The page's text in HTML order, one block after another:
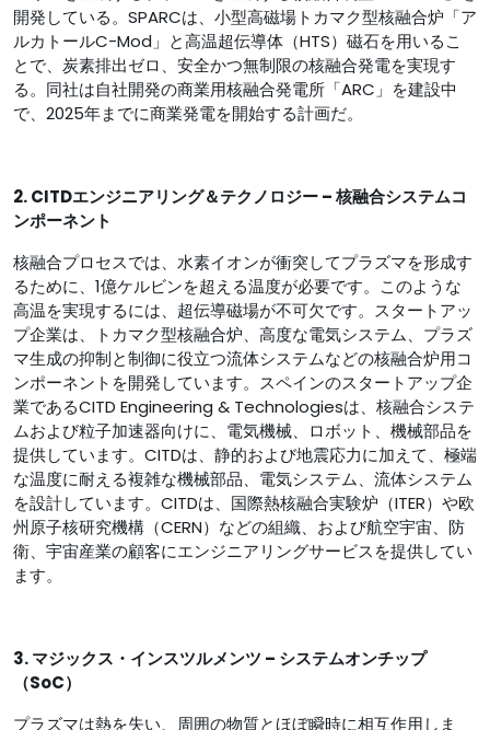
開発している。SPARCは、小型高磁場トカマク型核融合炉「ア
ルカトールC-Mod」と高温超伝導体（HTS）磁石を用いるこ
とで、炭素排出ゼロ、安全かつ無制限の核融合発電を実現す
る。同社は自社開発の商業用核融合発電所「ARC」を建設中
で、2025年までに商業発電を開始する計画だ。
2. CITDエンジニアリング＆テクノロジー – 核融合システムコ
ンポーネント
核融合プロセスでは、水素イオンが衝突してプラズマを形成す
るために、1億ケルビンを超える温度が必要です。このような
高温を実現するには、超伝導磁場が不可欠です。スタートアッ
プ企業は、トカマク型核融合炉、高度な電気システム、プラズ
マ生成の抑制と制御に役立つ流体システムなどの核融合炉用コ
ンポーネントを開発しています。スペインのスタートアップ企
業であるCITD Engineering & Technologiesは、核融合システ
ムおよび粒子加速器向けに、電気機械、ロボット、機械部品を
提供しています。CITDは、静的および地震応力に加えて、極端
な温度に耐える複雑な機械部品、電気システム、流体システム
を設計しています。CITDは、国際熱核融合実験炉（ITER）や欧
州原子核研究機構（CERN）などの組織、および航空宇宙、防
衛、宇宙産業の顧客にエンジニアリングサービスを提供してい
ます。
3. マジックス・インスツルメンツ – システムオンチップ
（SoC）
プラズマは熱を失い、周囲の物質とほぼ瞬時に相互作用しま